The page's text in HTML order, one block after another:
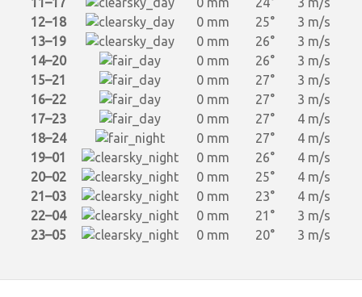
12–18
0 mm 25°
3 m/s
13–19
0 mm 26°
3 m/s
14–20
0 mm 26°
3 m/s
15–21
0 mm 27°
3 m/s
16–22
0 mm 27°
3 m/s
17–23
0 mm 27°
4 m/s
18–24
0 mm 27°
4 m/s
19–01
0 mm 26°
4 m/s
20–02
0 mm 25°
4 m/s
21–03
0 mm 23°
4 m/s
22–04
0 mm 21°
3 m/s
23–05
0 mm 20° 3 m/s